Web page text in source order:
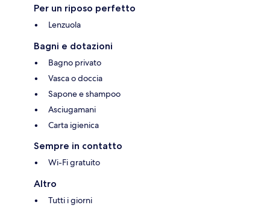
Per un riposo perfetto
Lenzuola
Bagni e dotazioni
Bagno privato
Vasca o doccia
Sapone e shampoo
Asciugamani
Carta igienica
Sempre in contatto
Wi-Fi gratuito
Altro
Tutti i giorni